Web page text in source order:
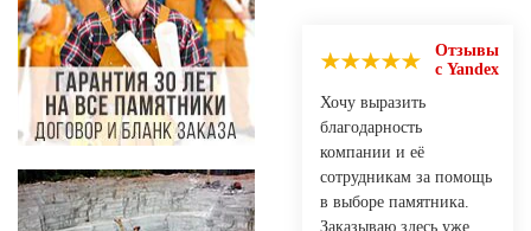
Отзывы
с Yandex
Хочу выразить
благодарность
компании и её
сотрудникам за помощь
в выборе памятника.
Заказываю здесь уже